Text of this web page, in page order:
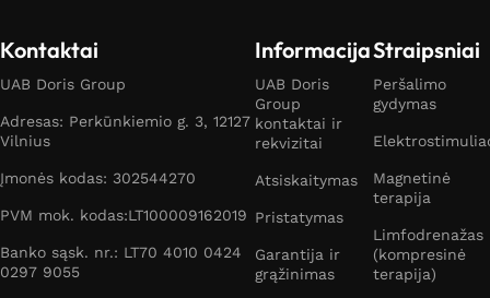
Kontaktai
UAB Doris Group
Adresas: Perkūnkiemio g. 3, 12127
Vilnius
Įmonės kodas: 302544270
PVM mok. kodas:LT100009162019
Banko sąsk. nr.: LT70 4010 0424
0297 9055
Informacija
UAB Doris
Group
kontaktai ir
rekvizitai
Atsiskaitymas
Pristatymas
Garantija ir
grąžinimas
Straipsniai
Peršalimo
gydymas
Magnetinė
terapija
Limfodrenažas
(kompresinė
terapija)